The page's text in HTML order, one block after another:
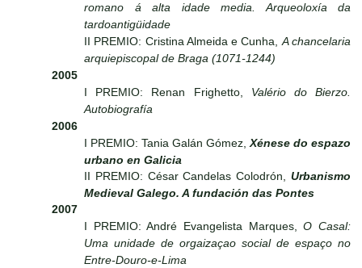
romano á alta idade media. Arqueoloxía da
tardoantigüidade
II PREMIO: Cristina Almeida e Cunha,A chancelaria
arquiepiscopal de Braga (1071-1244)
2005
I PREMIO: Renan Frighetto, Valério do Bierzo.
Autobiografía
2006
I PREMIO: Tania Galán Gómez,Xénese do espazo
urbano en Galicia
II PREMIO: César Candelas Colodrón, Urbanismo
Medieval Galego. A fundación das Pontes
2007
I PREMIO: André Evangelista Marques,O Casal:
Uma unidade de orgaizaçao social de espaço no
Entre-Douro-e-Lima